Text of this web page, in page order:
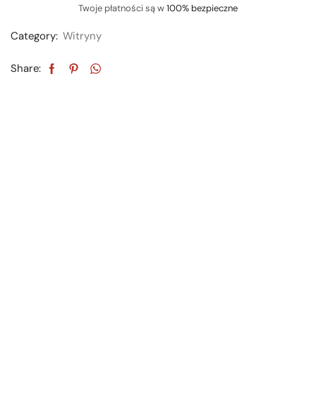
Twoje płatności są w100% bezpieczne
Category: Witryny
Share: